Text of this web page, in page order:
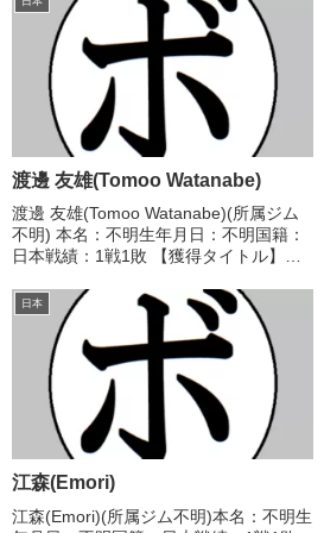
渡邊 友雄(Tomoo Watanabe)
渡邊 友雄(Tomoo Watanabe)(所属ジム
不明) 本名：不明生年月日：不明国籍：
日本戦績：1戦1敗 【獲得タイトル】な
不明) 東浦 秀明(不二) 【補足情報】・
戦績/戦歴は判明済...
日本
江森(Emori)
江森(Emori)(所属ジム不明)本名：不明生